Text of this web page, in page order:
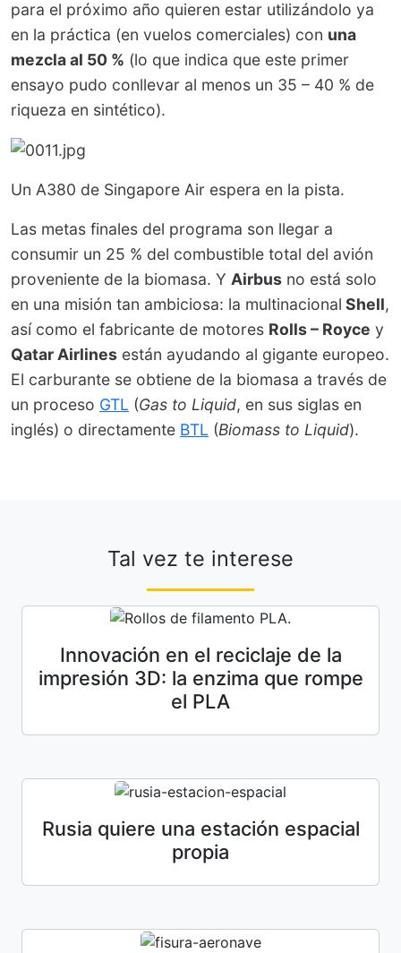
para el próximo año quieren estar utilizándolo ya
en la práctica (en vuelos comerciales) con una
mezcla al 50 % (lo que indica que este primer
ensayo pudo conllevar al menos un 35 – 40 % de
riqueza en sintético).
Un A380 de Singapore Air espera en la pista.
Las metas finales del programa son llegar a
consumir un 25 % del combustible total del avión
proveniente de la biomasa. Y Airbus no está solo
en una misión tan ambiciosa: la multinacional Shell,
así como el fabricante de motores Rolls – Royce y
Qatar Airlines están ayudando al gigante europeo.
El carburante se obtiene de la biomasa a través de
un proceso GTL (Gas to Liquid, en sus siglas en
inglés) o directamente BTL (Biomass to Liquid).
Tal vez te interese
Innovación en el reciclaje de la
impresión 3D: la enzima que rompe
el PLA
Rusia quiere una estación espacial
propia